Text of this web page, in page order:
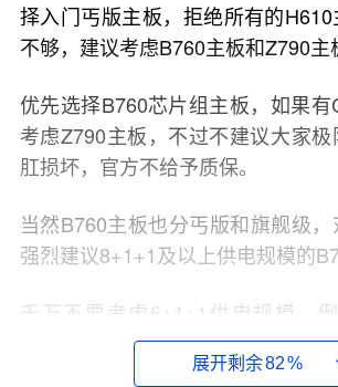
择入门丐版主板，拒绝所有的
不够，建议考虑B760主板和Z790主
优先选择B760芯片组主板，如果
考虑Z790主板，不过不建议大家
肛损坏，官方不给予质保。
当然B760主板也分丐版和旗舰级
强烈建议8+1+1及以上供电规模的
千万不要考虑6+1+1供电规模，
F、微星B760M-E、技嘉B760M
板上65W TDP功耗的i5 14400F或者
展开剩余82%